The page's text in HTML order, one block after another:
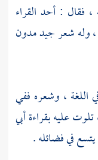
، فقال : أحد القراء
، وله شعر جيد مدون
، وشعره ففي
عليه بقراءةأبي
في فضائله .